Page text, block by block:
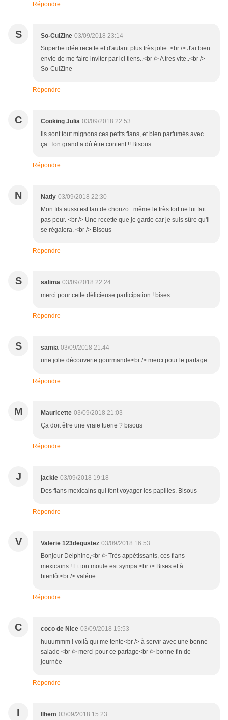
Répondre
S So-CuiZine 03/09/2018 23:14
Superbe idée recette et d'autant plus très jolie..<br /> J'ai bien
envie de me faire inviter par ici tiens..<br /> A tres vite..<br />
So-CuiZine
Répondre
C Cooking Julia 03/09/2018 22:53
Ils sont tout mignons ces petits flans, et bien parfumés avec
ça. Ton grand a dû être content !! Bisous
Répondre
N Natly 03/09/2018 22:30
Mon fils aussi est fan de chorizo.. même le très fort ne lui fait
pas peur. <br /> Une recette que je garde car je suis sûre qu'il
se régalera. <br /> Bisous
Répondre
S salima 03/09/2018 22:24
merci pour cette délicieuse participation ! bises
Répondre
S samia 03/09/2018 21:44
une jolie découverte gourmande<br /> merci pour le partage
Répondre
M Mauricette 03/09/2018 21:03
Ça doit être une vraie tuerie ? bisous
Répondre
J jackie 03/09/2018 19:18
Des flans mexicains qui font voyager les papilles. Bisous
Répondre
V Valerie 123degustez 03/09/2018 16:53
Bonjour Delphine,<br /> Très appétissants, ces flans
mexicains ! Et ton moule est sympa.<br /> Bises et à
bientôt<br /> valérie
Répondre
C coco de Nice 03/09/2018 15:53
huuummm ! voilà qui me tente<br /> à servir avec une bonne
salade <br /> merci pour ce partage<br /> bonne fin de
journée
Répondre
I Ilhem 03/09/2018 15:23